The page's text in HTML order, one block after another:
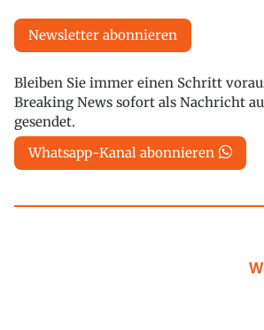
Newsletter abonnieren
Bleiben Sie immer einen Schritt
Breaking News sofort als Nachricht
gesendet.
Whatsapp-Kanal abonnieren